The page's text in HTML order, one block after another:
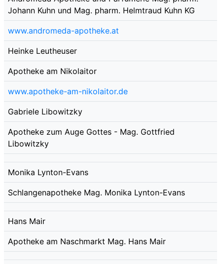
Johann Kuhn und Mag. pharm. Helmtraud Kuhn KG
www.andromeda-apotheke.at
Heinke Leutheuser
Apotheke am Nikolaitor
www.apotheke-am-nikolaitor.de
Gabriele Libowitzky
Apotheke zum Auge Gottes - Mag. Gottfried
Libowitzky
Monika Lynton-Evans
Schlangenapotheke Mag. Monika Lynton-Evans
Hans Mair
Apotheke am Naschmarkt Mag. Hans Mair